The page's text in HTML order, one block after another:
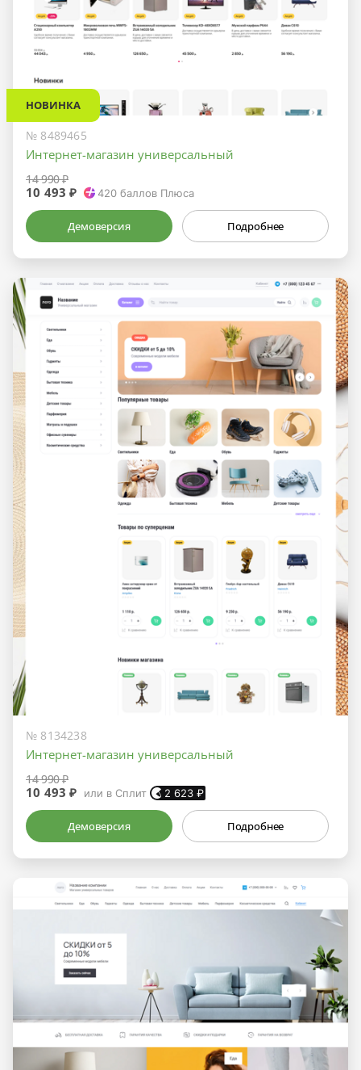
НОВИНКА
№ 8489465
Интернет-магазин универсальный
14 990 ₽
10 493 ₽ 420баллов Плюса
Демоверсия Подробнее
№ 8134238
Интернет-магазин универсальный
14 990 ₽
10 493 ₽ или в Сплит 2 623₽
Демоверсия Подробнее